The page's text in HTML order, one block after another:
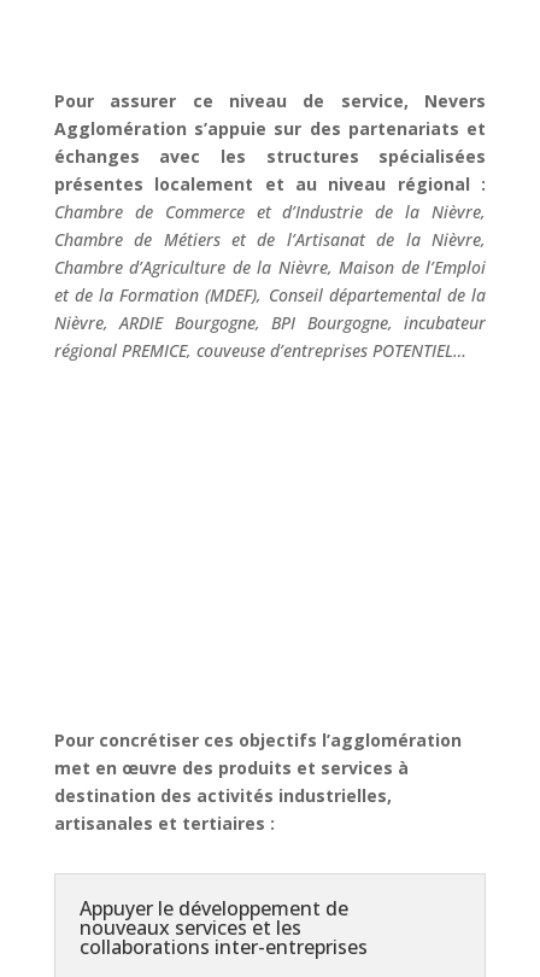
Pour assurer ce niveau de service, Nevers
Agglomération s’appuie sur des partenariats et
échanges avec les structures spécialisées
présentes localement et au niveau régional :
Chambre de Commerce et d’Industrie de la Nièvre,
Chambre de Métiers et de l’Artisanat de la Nièvre,
Chambre d’Agriculture de la Nièvre, Maison de l’Emploi
et de la Formation (MDEF), Conseil départemental de la
Nièvre, ARDIE Bourgogne, BPI Bourgogne, incubateur
régional PREMICE, couveuse d’entreprises POTENTIEL…
Pour concrétiser ces objectifs l’agglomération
met en œuvre des produits et services à
destination des activités industrielles,
artisanales et tertiaires :
Appuyer le développement de
nouveaux services et les
collaborations inter-entreprises